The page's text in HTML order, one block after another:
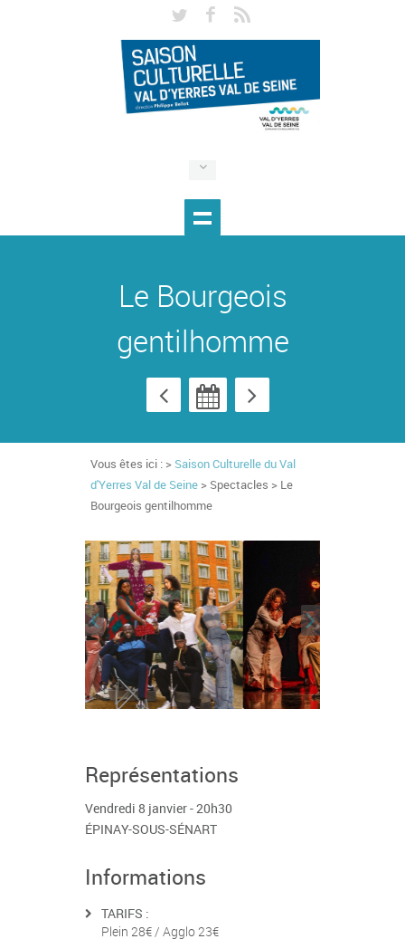
Le Bourgeois
gentilhomme
Vous êtes ici : > Saison Culturelle du Val
d'Yerres Val de Seine > Spectacles > Le
Bourgeois gentilhomme
Représentations
Vendredi 8 janvier - 20h30
ÉPINAY-SOUS-SÉNART
Informations
TARIFS :
Plein 28€ / Agglo 23€